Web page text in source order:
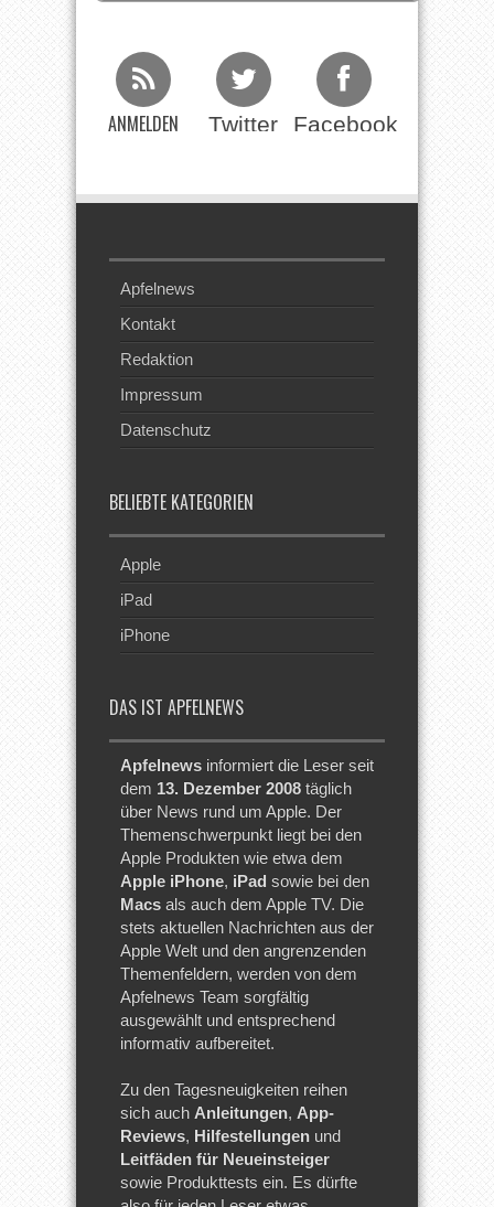
ANMELDEN Twitter Facebook
Apfelnews
Kontakt
Redaktion
Impressum
Datenschutz
BELIEBTE KATEGORIEN
Apple
iPad
iPhone
DAS IST APFELNEWS
Apfelnews informiert die Leser seit
dem 13. Dezember 2008 täglich
über News rund um Apple. Der
Themenschwerpunkt liegt bei den
Apple Produkten wie etwa dem
Apple iPhone, iPad sowie bei den
Macs als auch dem Apple TV. Die
stets aktuellen Nachrichten aus der
Apple Welt und den angrenzenden
Themenfeldern, werden von dem
Apfelnews Team sorgfältig
ausgewählt und entsprechend
informativ aufbereitet.
Zu den Tagesneuigkeiten reihen
sich auch Anleitungen, App-
Reviews, Hilfestellungen und
Leitfäden für Neueinsteiger
sowie Produkttests ein. Es dürfte